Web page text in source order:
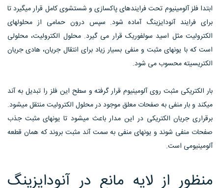
ابتدا فلز آلومینیوم تحت فرایندهای پاکسازی و شستشوی کامل قرار میگیرد تا
برای فرایند آنودایزینگ آماده شود. سپس درون حمامی از محلولهای
الکترولیت مثل اسید سولفوریک قرار می گیرد. محلول الکترولیت، محلولی
است که با یونهای مثبت و منفی بسیار زیاد برای انتقال جریان، هادی جریان
الکتریسیته محسوب می شود.
بار الکتریکی مثبت روی آلومینیوم قرار گرفته و سطح این فلز را تبدیل به آند
میکند و بار منفی به صفحات معلق موجود در محلول الکترولیت منتقل میشود.
برقراری جریان الکتریکی در این مدار باعث میشود تا یونهای مثبت جذب
صفحات منفی شوند و یونهای منفی به سمت آند مثبت بروند که همان قطعه
آلومینیومی است.
منظور از لایه مانع در آنودایزینگ